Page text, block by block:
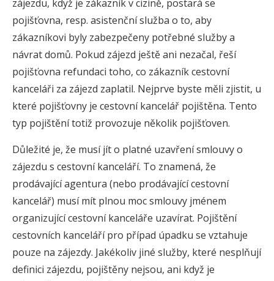
zájezdu, když je zákazník v cizině, postará se
pojišťovna, resp. asistenční služba o to, aby
zákazníkovi byly zabezpečeny potřebné služby a
návrat domů. Pokud zájezd ještě ani nezačal, řeší
pojišťovna refundaci toho, co zákazník cestovní
kanceláři za zájezd zaplatil. Nejprve byste měli zjistit, u
které pojišťovny je cestovní kancelář pojištěna. Tento
typ pojištění totiž provozuje několik pojišťoven.
Důležité je, že musí jít o platné uzavření smlouvy o
zájezdu s cestovní kanceláří. To znamená, že
prodávající agentura (nebo prodávající cestovní
kancelář) musí mít plnou moc smlouvy jménem
organizující cestovní kanceláře uzavírat. Pojištění
cestovních kanceláří pro případ úpadku se vztahuje
pouze na zájezdy. Jakékoliv jiné služby, které nesplňují
definici zájezdu, pojištěny nejsou, ani když je